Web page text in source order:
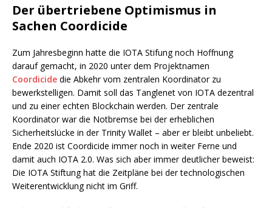
Der übertriebene Optimismus in
Sachen Coordicide
Zum Jahresbeginn hatte die IOTA Stifung noch Hoffnung
darauf gemacht, in 2020 unter dem Projektnamen
Coordicide die Abkehr vom zentralen Koordinator zu
bewerkstelligen. Damit soll das Tanglenet von IOTA dezentral
und zu einer echten Blockchain werden. Der zentrale
Koordinator war die Notbremse bei der erheblichen
Sicherheitslücke in der Trinity Wallet – aber er bleibt unbeliebt.
Ende 2020 ist Coordicide immer noch in weiter Ferne und
damit auch IOTA 2.0. Was sich aber immer deutlicher beweist:
Die IOTA Stiftung hat die Zeitpläne bei der technologischen
Weiterentwicklung nicht im Griff.